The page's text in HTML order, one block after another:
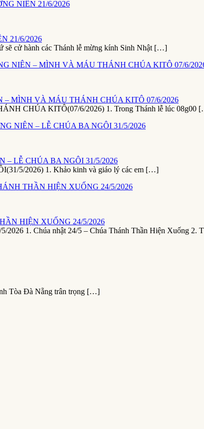
21/6/2026
cử hành các Thánh lễ mừng kính Sinh Nhật […]
– MÌNH VÀ MÁU THÁNH CHÚA KITÔ 07/6/2026
CHÚA KITÔ(07/6/2026) 1. Trong Thánh lễ lúc 08g00
– LỄ CHÚA BA NGÔI 31/5/2026
5/2026) 1. Khảo kinh và giáo lý các em […]
HIỆN XUỐNG 24/5/2026
1. Chúa nhật 24/5 – Chúa Thánh Thần Hiện Xuống 2.
Tòa Đà Nẵng trân trọng […]